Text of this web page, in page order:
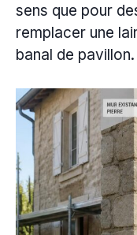
sens que pour
remplacer une
banal de pavillon.